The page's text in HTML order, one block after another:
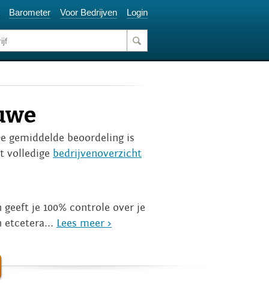
Barometer Voor Bedrijven Login
gemiddelde beoordeling is
volledige bedrijvenoverzicht
je 100% controle over je
etcetera... Lees meer >